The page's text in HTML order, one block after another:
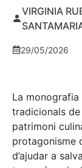
VIRGINIA
29/05/2026
La
tradicionals
patrimoni
protagonisme
d’ajudar a